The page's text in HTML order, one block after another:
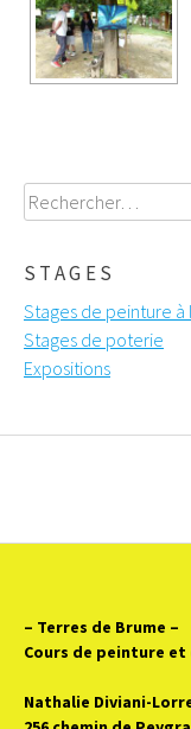
Rechercher :
STAGES
Stages de peinture à
Stages de poterie
Expositions
– Terres de Brume –
Cours de peinture
Nathalie Diviani-